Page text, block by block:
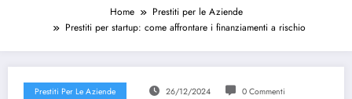
Home
Prestiti per le Aziende
Prestiti per startup: come affrontare i finanziamenti a rischio
Prestiti Per Le Aziende 26/12/2024 0 Commenti